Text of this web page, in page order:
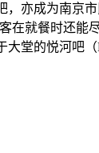
亦成为南京
在就餐时还
堂的悦河吧